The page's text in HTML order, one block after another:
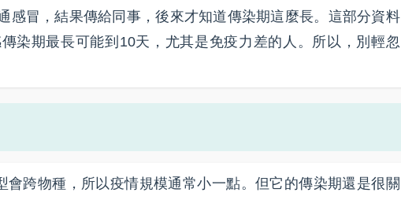
感冒，結果傳給同事，後來才知道傳染期這麼長。這部分資料
染期最長可能到10天，尤其是免疫力差的人。所以，別輕忽
會跨物種，所以疫情規模通常小一點。但它的傳染期還是很關